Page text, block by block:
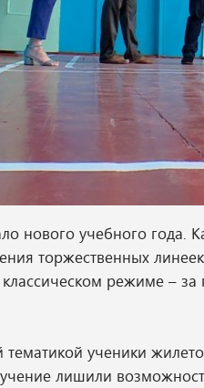
нового учебного года.
торжественных
режиме –
тематикой ученики
лишили